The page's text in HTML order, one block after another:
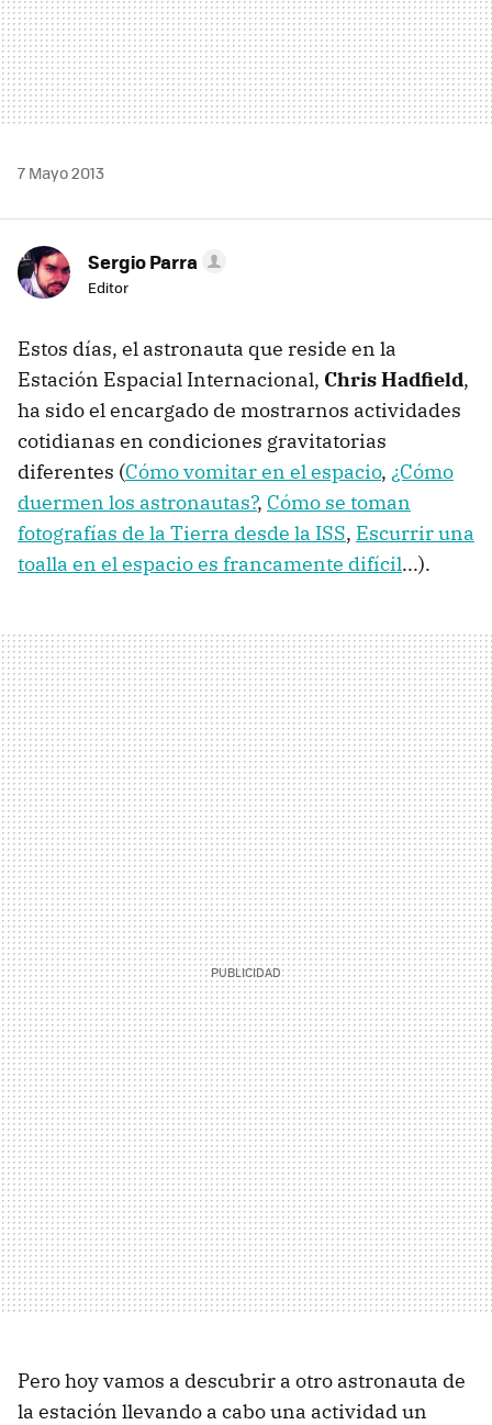
7 Mayo 2013
Sergio Parra
Editor
Estos días, el astronauta que reside en la
Estación Espacial Internacional, Chris Hadfield,
ha sido el encargado de mostrarnos actividades
cotidianas en condiciones gravitatorias
diferentes (Cómo vomitar en el espacio, ¿Cómo
duermen los astronautas?, Cómo se toman
fotografías de la Tierra desde la ISS, Escurrir una
toalla en el espacio es francamente difícil...).
Pero hoy vamos a descubrir a otro astronauta de
la estación llevando a cabo una actividad un